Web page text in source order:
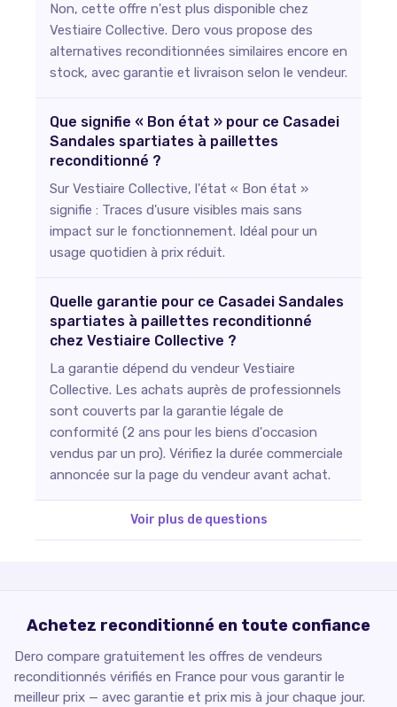
Non, cette offre n'est plus disponible chez
Vestiaire Collective. Dero vous propose des
alternatives reconditionnées similaires encore en
stock, avec garantie et livraison selon le vendeur.
Que signifie « Bon état » pour ce Casadei
Sandales spartiates à paillettes
reconditionné ?
Sur Vestiaire Collective, l'état « Bon état »
signifie : Traces d'usure visibles mais sans
impact sur le fonctionnement. Idéal pour un
usage quotidien à prix réduit.
Quelle garantie pour ce Casadei Sandales
spartiates à paillettes reconditionné
chez Vestiaire Collective ?
La garantie dépend du vendeur Vestiaire
Collective. Les achats auprès de professionnels
sont couverts par la garantie légale de
conformité (2 ans pour les biens d'occasion
vendus par un pro). Vérifiez la durée commerciale
annoncée sur la page du vendeur avant achat.
Voir plus de questions
Achetez reconditionné en toute confiance
Dero compare gratuitement les offres de vendeurs
reconditionnés vérifiés en France pour vous garantir le
meilleur prix — avec garantie et prix mis à jour chaque jour.